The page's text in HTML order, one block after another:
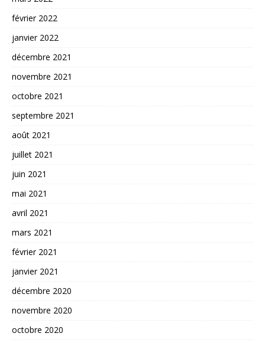
février 2022
janvier 2022
décembre 2021
novembre 2021
octobre 2021
septembre 2021
août 2021
juillet 2021
juin 2021
mai 2021
avril 2021
mars 2021
février 2021
janvier 2021
décembre 2020
novembre 2020
octobre 2020